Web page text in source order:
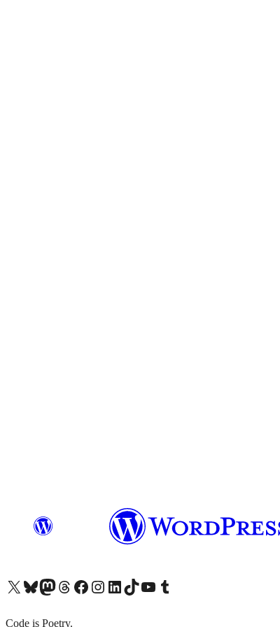
X (旧 Twitter) アカウントへBluesky アカウントへMastodon アカウントへThreads アカウントへ Facebook ページへInstagram アカウントへ LinkedIn アカウントへTikTok アカウントへYouTube チャンネルへ Tumblr アカウントへ
Code is Poetry.